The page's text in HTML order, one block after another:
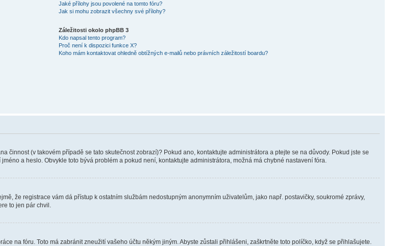
Jaké přílohy jsou povolené na tomto fóru?
Jak si mohu zobrazit všechny své přílohy?
Záležitosti okolo phpBB 3
Kdo napsal tento program?
Proč není k dispozici funkce X?
Koho mám kontaktovat ohledně obtížných e-mailů nebo právních záležitostí boardu?
činnost (v takovém případě se tato skutečnost zobrazí)? Pokud ano, kontaktujte administrátora a ptejte se na důvody. Pokud jste se
a heslo. Obvykle toto bývá problém a pokud není, kontaktujte administrátora, možná má chybné nastavení fóra.
že registrace vám dá přístup k ostatním službám nedostupným anonymním uživatelům, jako např. postavičky, soukromé zprávy,
to jen pár chvil.
na fóru. Toto má zabránit zneužití vašeho účtu někým jiným. Abyste zůstali přihlášeni, zaškrtněte toto políčko, když se přihlašujete.